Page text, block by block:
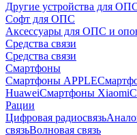
Другие устройства для
Софт для ОПС
Аксессуары для ОПС и
Средства связи
Средства связи
Смартфоны
Смартфоны APPLE
HuaweiСмартфоны Xiaomi
Рации
Цифровая радиосвязь
связьВолновая связь